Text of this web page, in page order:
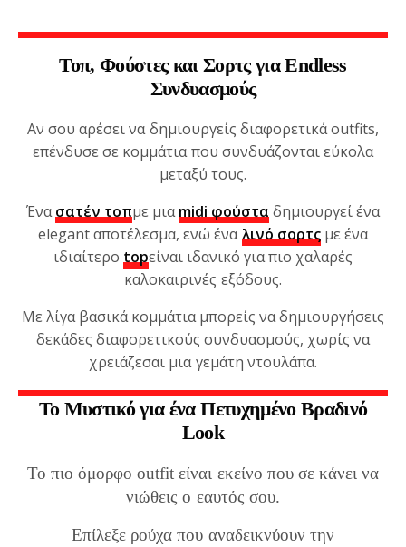
Τοπ, Φούστες και Σορτς για Endless
Συνδυασμούς
Αν σου αρέσει να δημιουργείς διαφορετικά outfits,
επένδυσε σε κομμάτια που συνδυάζονται εύκολα
μεταξύ τους.
Ένασατέν τοπμε μιαmidi φούστα δημιουργεί ένα
elegant αποτέλεσμα, ενώ έναλινό σορτςμε ένα
ιδιαίτερο topείναι ιδανικό για πιο χαλαρές
καλοκαιρινές εξόδους.
Με λίγα βασικά κομμάτια μπορείς να δημιουργήσεις
δεκάδες διαφορετικούς συνδυασμούς, χωρίς να
χρειάζεσαι μια γεμάτη ντουλάπα.
Το Μυστικό για ένα Πετυχημένο Βραδινό
Look
Το πιο όμορφο outfit είναι εκείνο που σε κάνει να
νιώθεις ο εαυτός σου.
Επίλεξε ρούχα που αναδεικνύουν την